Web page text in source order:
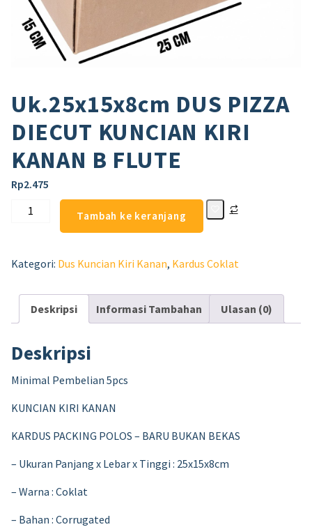
Uk.25x15x8cm DUS PIZZA
DIECUT KUNCIAN KIRI
KANAN B FLUTE
Rp2.475
Tambah ke keranjang
Kategori: Dus Kuncian Kiri Kanan, Kardus Coklat
Deskripsi Informasi Tambahan Ulasan (0)
Deskripsi
Minimal Pembelian 5pcs
KUNCIAN KIRI KANAN
KARDUS PACKING POLOS – BARU BUKAN BEKAS
– Ukuran Panjang x Lebar x Tinggi : 25x15x8cm
– Warna : Coklat
– Bahan : Corrugated